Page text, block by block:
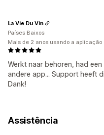
Werkt naar behoren, had
andere app... Support heeft
Dank!
La Vie Du Vin
Países Baixos
Mais de 2 anos usando a aplicação
Assistência